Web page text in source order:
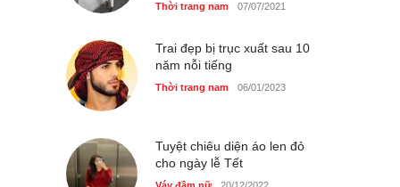
Thời trang nam 07/07/2021
Trai đẹp bị trục xuất sau 10
năm nỗi tiếng
Thời trang nam 06/01/2023
Tuyệt chiêu diện áo len đỏ
cho ngày lễ Tết